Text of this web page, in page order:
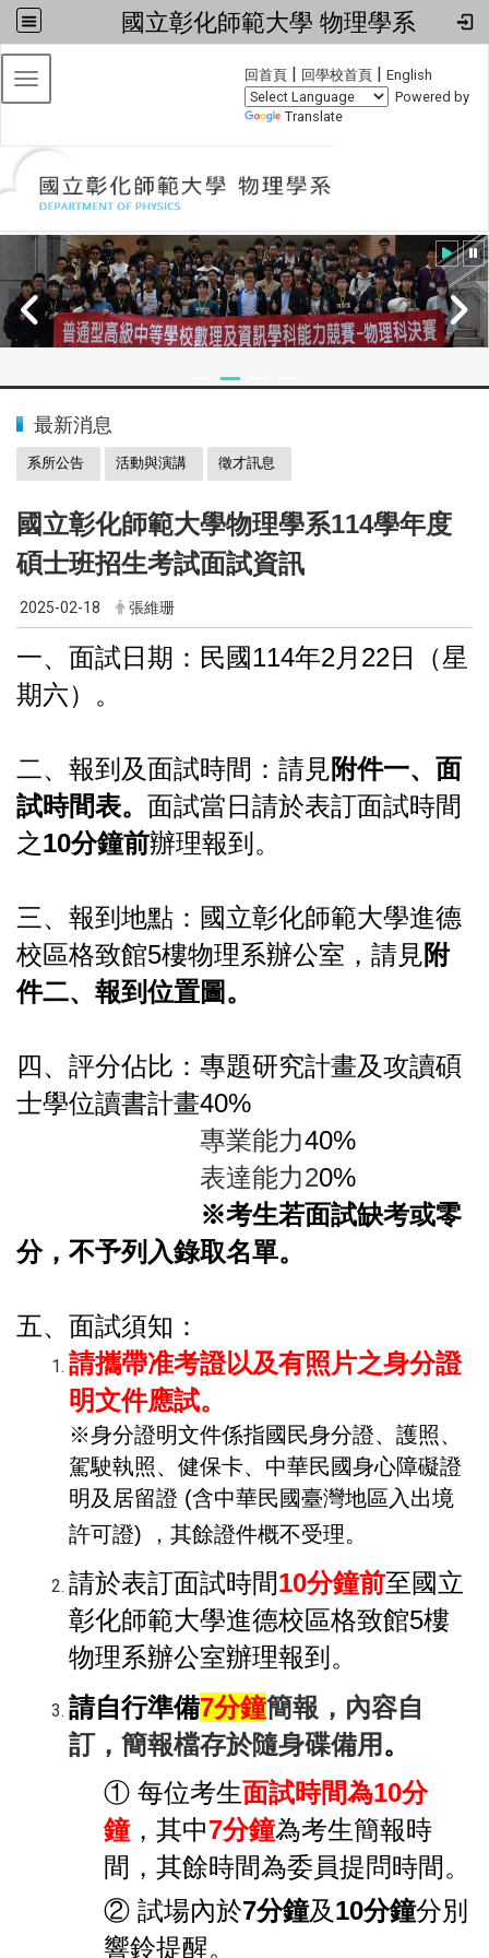
國立彰化師範大學 物理學系
回首頁 | 回學校首頁 | English
Powered by
Translate
Toggle navigation
最新消息
系所公告 活動與演講 徵才訊息
國立彰化師範大學物理學系114學年度
碩士班招生考試面試資訊
2025-02-18 張維珊
一、面試日期：民國114年2月22日（星
期六）。
二、報到及面試時間：請見附件一、面
試時間表。 面試當日請於表訂面試時間
之10分鐘前辦理報到。
三、報到地點：國立彰化師範大學進德
校區格致館5樓物理系辦公室，請見附
件二、報到位置圖。
四、評分佔比：專題研究計畫及攻讀碩
士學位讀書計畫40%
專業能力40%
表達能力20%
※考生若面試缺考或零
分，不予列入錄取名單。
五、面試須知：
請攜帶准考證以及有照片之身分證
明文件應試。
※身分證明文件係指國民身分證、護照、
駕駛執照、健保卡、中華民國身心障礙證
明及居留證 (含中華民國臺灣地區入出境
許可證) ，其餘證件概不受理。
請於表訂面試時間10分鐘前至國立
彰化師範大學進德校區格致館5樓
物理系辦公室辦理報到。
請自行準備7分鐘簡報，內容自
訂，簡報檔存於隨身碟備用 。
① 每位考生面試時間為10分
鐘，其中7分鐘為考生簡報時
間，其餘時間為委員提問時間。
② 試場內於7分鐘及10分鐘分別
響鈴提醒。